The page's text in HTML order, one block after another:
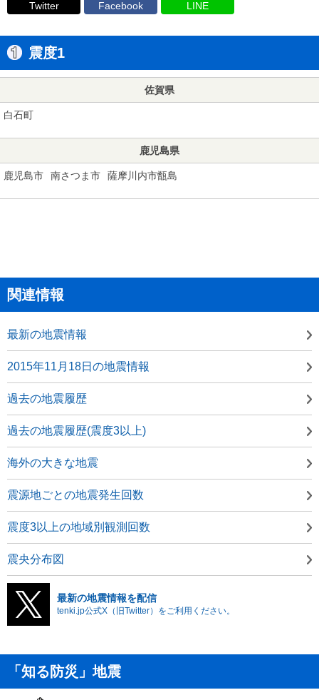
Twitter Facebook LINE
震度1
佐賀県
白石町
鹿児島県
鹿児島市 南さつま市 薩摩川内市甑島
関連情報
最新の地震情報
2015年11月18日の地震情報
過去の地震履歴
過去の地震履歴(震度3以上)
海外の大きな地震
震源地ごとの地震発生回数
震度3以上の地域別観測回数
震央分布図
最新の地震情報を配信
tenki.jp公式X（旧Twitter）をご利用ください。
「知る防災」地震